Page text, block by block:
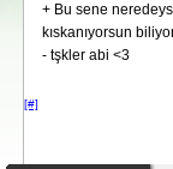
+ Bu sene
kıskanıyorsun
- tşkler abi <3
[#]